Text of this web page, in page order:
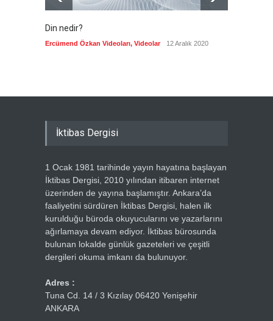
Din nedir?
Ercümend Özkan Videoları, Videolar 12 Aralık 2020
İktibas Dergisi
1 Ocak 1981 tarihinde yayın hayatına başlayan
İktibas Dergisi, 2010 yılından itibaren internet
üzerinden de yayına başlamıştır. Ankara’da
faaliyetini sürdüren İktibas Dergisi, halen ilk
kurulduğu büroda okuyucularını ve yazarlarını
ağırlamaya devam ediyor. İktibas bürosunda
bulunan lokalde günlük gazeteleri ve çeşitli
dergileri okuma imkanı da bulunuyor.
Adres :
Tuna Cd. 14 / 3 Kızılay 06420 Yenişehir
ANKARA